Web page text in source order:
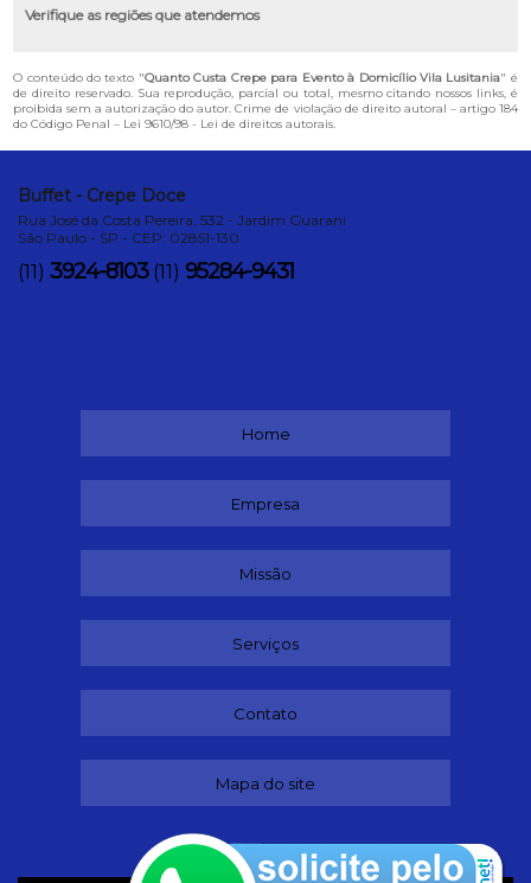
Verifique as regiões que atendemos
O conteúdo do texto "Quanto Custa Crepe para Evento à Domicílio Vila Lusitania" é
de direito reservado. Sua reprodução, parcial ou total, mesmo citando nossos links, é
proibida sem a autorização do autor. Crime de violação de direito autoral – artigo 184
do Código Penal – Lei 9610/98 - Lei de direitos autorais.
Buffet - Crepe Doce
Rua José da Costa Pereira, 532 - Jardim Guarani
São Paulo - SP - CEP: 02851-130
(11) 3924-8103 (11) 95284-9431
Home
Empresa
Missão
Serviços
Contato
Mapa do site